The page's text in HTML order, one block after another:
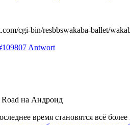
cgi-bin/resbbswakaba-ballet/
Antwort
Road на Андроид
время становятся всё